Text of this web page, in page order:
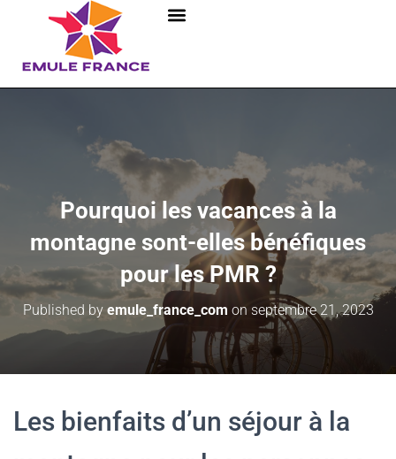
Pourquoi les vacances à la
montagne sont-elles bénéfiques
pour les PMR ?
Published by emule_france_com on septembre 21, 2023
Les bienfaits d’un séjour à la